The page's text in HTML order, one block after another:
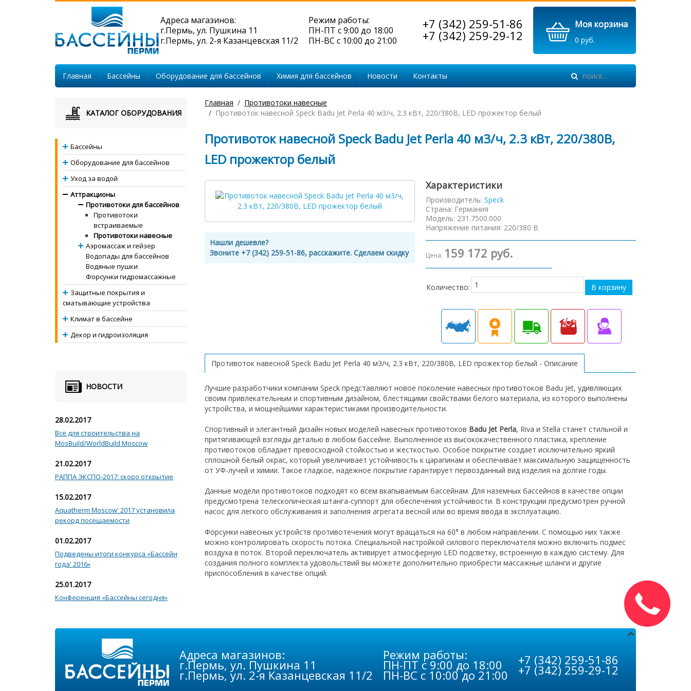
Моя корзина
0 руб.
+7 (342) 259-51-86
+7 (342) 259-29-12
Режим работы:
ПН-ПТ с 9:00 до 18:00
ПН-ВС с 10:00 до 21:00
Адреса магазинов:
г.Пермь, ул. Пушкина 11
г.Пермь, ул. 2-я Казанцевская 11/2
Главная Бассейны Оборудование для бассейнов Химия для бассейнов Новости Контакты
Главная
Противотоки навесные
Противоток навесной Speck Badu Jet Perla 40 м3/ч, 2.3 кВт, 220/380В, LED прожектор белый
Противоток навесной Speck Badu Jet Perla 40 м3/ч, 2.3 кВт, 220/380В,
LED прожектор белый
Нашли дешевле?
Звоните +7 (342) 259-51-86, расскажите. Сделаем скидку
Характеристики
Производитель:Speck
Страна: Германия
Модель: 231.7500.000
Напряжение питания: 220/380 В
Цена: 159 172 руб.
Количество:
Противоток навесной Speck Badu Jet Perla 40 м3/ч, 2.3 кВт, 220/380В, LED прожектор белый - Описание
Лучшие разработчики компании Speck представляют новое поколение навесных противотоков Badu Jet, удивляющих
своим привлекательным и спортивным дизайном, блестящими свойствами белого материала, из которого выполнены
устройства, и мощнейшими характеристиками производительности.
Спортивный и элегантный дизайн новых моделей навесных противотоков Badu Jet Perla, Riva и Stella станет стильной и
притягивающей взгляды деталью в любом бассейне. Выполненное из высококачественного пластика, крепление
противотоков обладает превосходной стойкостью и жесткостью. Особое покрытие создает исключительно яркий
сплошной белый окрас, который увеличивает устойчивость к царапинам и обеспечивает максимальную защищенность
от УФ-лучей и химии. Такое гладкое, надежное покрытие гарантирует первозданный вид изделия на долгие годы.
Данные модели противотоков подходят ко всем вкапываемым бассейнам. Для наземных бассейнов в качестве опции
предусмотрена телескопическая штанга-суппорт для обеспечения устойчивости. В конструкции предусмотрен ручной
насос для легкого обслуживания и заполнения агрегата весной или во время ввода в эксплуатацию.
Форсунки навесных устройств противотечения могут вращаться на 60° в любом направлении. С помощью них также
можно контролировать скорость потока. Специальной настройкой силового переключателя можно включить подмес
воздуха в поток. Второй переключатель активирует атмосферную LED подсветку, встроенную в каждую систему. Для
создания полного комплекта удовольствий вы можете дополнительно приобрести массажные шланги и другие
приспособления в качестве опций.
КАТАЛОГ ОБОРУДОВАНИЯ
Бассейны
Оборудование для бассейнов
Уход за водой
Аттракционы
Противотоки для бассейнов
Противотоки
встраиваемые
Противотоки навесные
Аэромассаж и гейзер
Водопады для бассейнов
Водяные пушки
Форсунки гидромассажные
Защитные покрытия и
сматывающие устройства
Климат в бассейне
Декор и гидроизоляция
НОВОСТИ
28.02.2017
Все для строительства на
MosBuild/WorldBuild Moscow
21.02.2017
РАППА ЭКСПО-2017: скоро открытие
15.02.2017
Aquatherm Moscow' 2017 установила
рекорд посещаемости
01.02.2017
Подведены итоги конкурса «Бассейн
года' 2016»
25.01.2017
Конференция «Бассейны сегодня»
Адреса магазинов:
г.Пермь, ул. Пушкина 11
г.Пермь, ул. 2-я Казанцевская 11/2
Режим работы:
ПН-ПТ с 9:00 до 18:00
ПН-ВС с 10:00 до 21:00
+7 (342) 259-51-86
+7 (342) 259-29-12